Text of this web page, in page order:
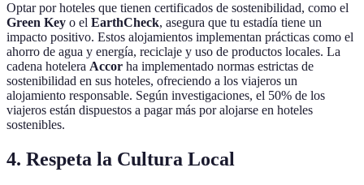
Optar por hoteles que tienen certificados de sostenibilidad, como el
Green Key o el EarthCheck, asegura que tu estadía tiene un
impacto positivo. Estos alojamientos implementan prácticas como el
ahorro de agua y energía, reciclaje y uso de productos locales. La
cadena hotelera Accor ha implementado normas estrictas de
sostenibilidad en sus hoteles, ofreciendo a los viajeros un
alojamiento responsable. Según investigaciones, el 50% de los
viajeros están dispuestos a pagar más por alojarse en hoteles
sostenibles.
4. Respeta la Cultura Local